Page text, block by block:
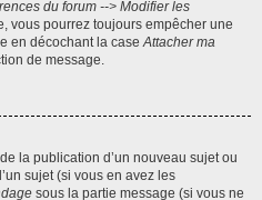
du forum --> Modifier les
vous pourrez toujours empêcher une
en décochant la caseAttacher ma
de message.
la publication d’un nouveau sujet ou
sujet (si vous en avez les
sous la partie message (si vous ne